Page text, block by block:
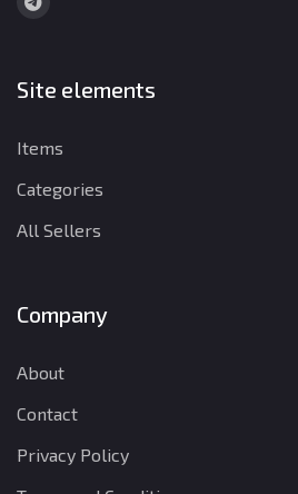
Site elements
Items
Categories
All Sellers
Company
About
Contact
Privacy Policy